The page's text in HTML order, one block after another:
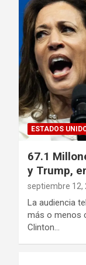
ESTADOS
67.1
y Trump,
septiembre 12,
La audiencia
más o menos
Clinton…